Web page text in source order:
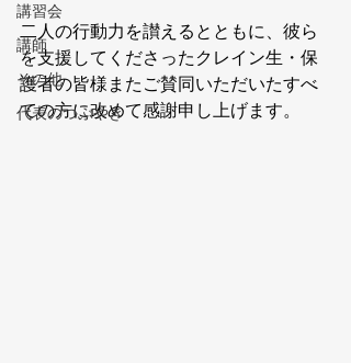
講習会
講師
その他
代表のつぶやき
二人の行動力を讃えるとともに、彼ら
を支援してくださったクレイン生・保
護者の皆様またご賛同いただいたすべ
ての方に改めて感謝申し上げます。